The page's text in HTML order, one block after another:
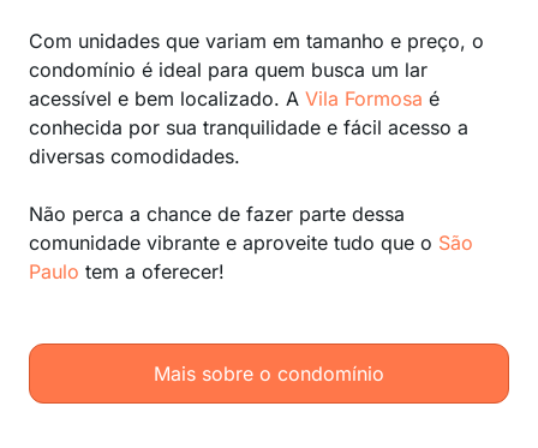
Com unidades que variam em tamanho e preço, o
condomínio é ideal para quem busca um lar
acessível e bem localizado. A Vila Formosa é
conhecida por sua tranquilidade e fácil acesso a
diversas comodidades.
Não perca a chance de fazer parte dessa
comunidade vibrante e aproveite tudo que o São
Paulo tem a oferecer!
Mais sobre o condomínio